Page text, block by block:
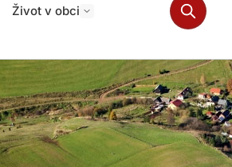
Život v obci